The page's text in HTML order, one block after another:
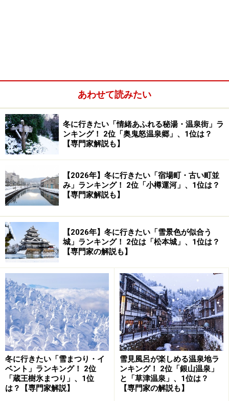
あわせて読みたい
冬に行きたい「情緒あふれる秘湯・温泉街」ラ
ンキング！ 2位「奥鬼怒温泉郷」、1位は？
【専門家解説も】
【2026年】冬に行きたい「宿場町・古い町並
み」ランキング！ 2位「小樽運河」、1位は？
【専門家解説も】
【2026年】冬に行きたい「雪景色が似合う
城」ランキング！ 2位は「松本城」、1位は？
【専門家の解説も】
冬に行きたい「雪まつり・イ
ベント」ランキング！ 2位
「蔵王樹氷まつり」、1位
は？【専門家解説】
雪見風呂が楽しめる温泉地ラ
ンキング！ 2位「銀山温泉」
と「草津温泉」、1位は？
【専門家の解説も】